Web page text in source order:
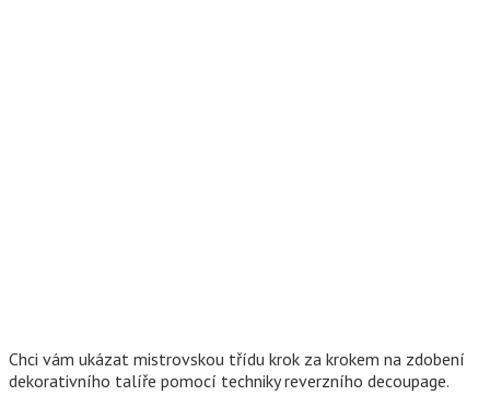
Chci vám ukázat mistrovskou třídu krok za krokem na zdobení
dekorativního talíře pomocí techniky reverzního decoupage.